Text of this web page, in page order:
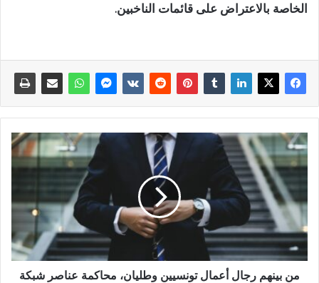
الخاصة بالاعتراض على قائمات الناخبين.
من بينهم رجال أعمال تونسيين وطليان، محاكمة عناصر شبكة